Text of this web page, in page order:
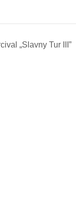
„Slavny Tur III”